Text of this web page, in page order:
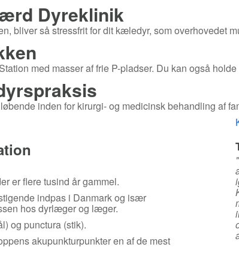
Dyreklinik
bliver så stressfrit for dit kæledyr, som overhovedet
med masser af frie P-pladser. Du kan også
inden for kirurgi- og medicinsk behandling af
er flere tusind år gammel.
indpas i Danmark og især
hos dyrlæger og læger.
og punctura (stik).
akupunkturpunkter en af de mest